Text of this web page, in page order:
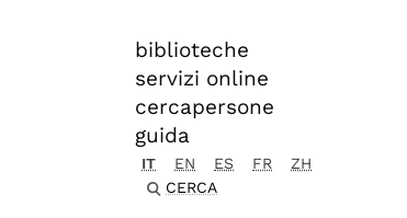
biblioteche
servizi online
cercapersone
guida
IT EN ES FR
ZH
CERCA